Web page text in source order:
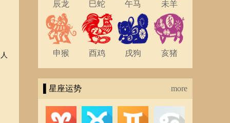
辰龙 巳蛇 午马 未羊
申猴 酉鸡 戌狗 亥猪
▌星座运势 more